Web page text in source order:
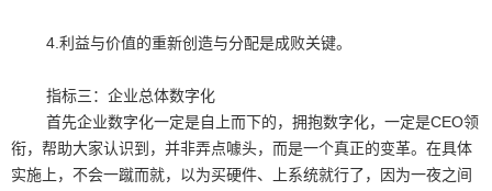
4.利益与价值的重新创造与分配是成败关键。
指标三：企业总体数字化
首先企业数字化一定是自上而下的，拥抱数字化，一定是CEO领
衔，帮助大家认识到，并非弄点噱头，而是一个真正的变革。在具体
实施上，不会一蹴而就，以为买硬件、上系统就行了，因为一夜之间